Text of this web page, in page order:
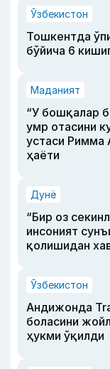
Ўзбекистон
Тошкентда
бўйича 6
Маданият
“У бошқалар
умр отасини
устаси Римма
ҳаёти
Дунё
“Бир оз
инсоният
қолишидан
Ўзбекистон
Андижонда
боласини
ҳукми ўқилди